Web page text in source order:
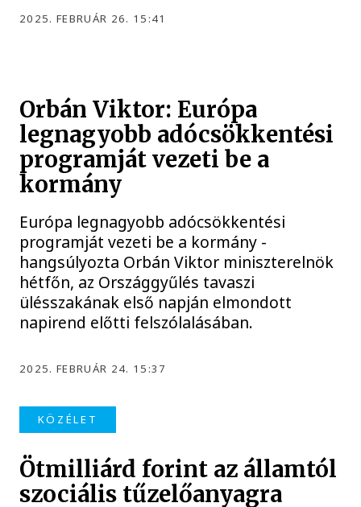
2025. FEBRUÁR 26. 15:41
Orbán Viktor: Európa
legnagyobb adócsökkentési
programját vezeti be a
kormány
Európa legnagyobb adócsökkentési
programját vezeti be a kormány -
hangsúlyozta Orbán Viktor miniszterelnök
hétfőn, az Országgyűlés tavaszi
ülésszakának első napján elmondott
napirend előtti felszólalásában.
2025. FEBRUÁR 24. 15:37
KÖZÉLET
Ötmilliárd forint az államtól
szociális tűzelőanyagra